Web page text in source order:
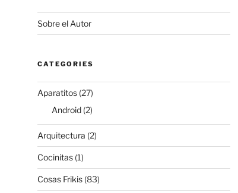
Sobre el Autor
CATEGORIES
Aparatitos(27)
Android(2)
Arquitectura (2)
Cocinitas(1)
Cosas Frikis(83)